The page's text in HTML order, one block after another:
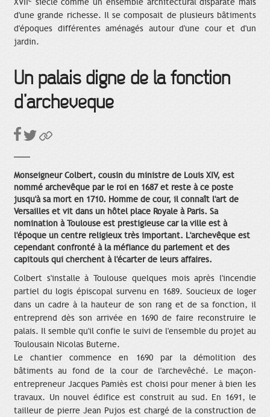
XVII
siècle comme un ensemble architectural disparate mais
d'une grande richesse. Il se composait de plusieurs bâtiments
d'époques différentes aménagés autour d'une cour et d'un
jardin.
Un palais digne de la fonction
d’archevêque
Monseigneur Colbert, cousin du ministre de Louis XIV, est
nommé archevêque par le roi en 1687 et reste à ce poste
jusqu'à sa mort en 1710. Homme de cour, il connaît l'art de
Versailles et vit dans un hôtel place Royale à Paris. Sa
nomination à Toulouse est prestigieuse car la ville est à
l'époque un centre religieux très important. L'archevêque est
cependant confronté à la méfiance du parlement et des
capitouls qui cherchent à l'écarter de leurs affaires.
Colbert s'installe à Toulouse quelques mois après l'incendie
partiel du logis épiscopal survenu en 1689. Soucieux de loger
dans un cadre à la hauteur de son rang et de sa fonction, il
entreprend dès son arrivée en 1690 de faire reconstruire le
palais. Il semble qu'il confie le suivi de l'ensemble du projet au
Toulousain Nicolas Buterne.
Le chantier commence en 1690 par la démolition des
bâtiments au fond de la cour de l'archevêché. Le maçon-
entrepreneur Jacques Pamiès est choisi pour mener à bien les
travaux. Un nouvel édifice est construit au sud. En 1691, le
tailleur de pierre Jean Pujos est chargé de la construction de